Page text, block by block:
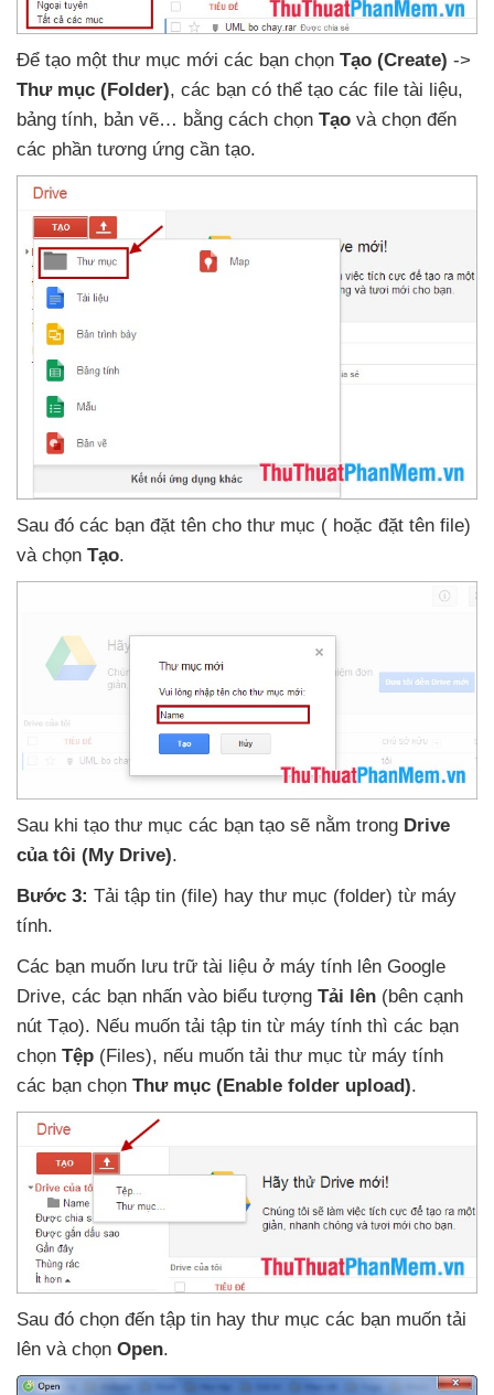
Để tạo một thư mục mới các bạn chọn Tạo (Create) ->
Thư mục (Folder), các bạn có thể tạo các file tài liệu,
bảng tính, bản vẽ… bằng cách chọn Tạo và chọn đến
các phần tương ứng cần tạo.
Sau đó các bạn đặt tên cho thư mục ( hoặc đặt tên file)
và chọn Tạo.
Sau khi tạo thư mục các bạn tạo sẽ nằm trong Drive
của tôi (My Drive).
Bước 3: Tải tập tin (file) hay thư mục (folder) từ máy
tính.
Các bạn muốn lưu trữ tài liệu ở máy tính lên Google
Drive, các bạn nhấn vào biểu tượng Tải lên (bên cạnh
nút Tạo). Nếu muốn tải tập tin từ máy tính thì các bạn
chọn Tệp (Files), nếu muốn tải thư mục từ máy tính
các bạn chọn Thư mục (Enable folder upload).
Sau đó chọn đến tập tin hay thư mục các bạn muốn tải
lên và chọn Open.